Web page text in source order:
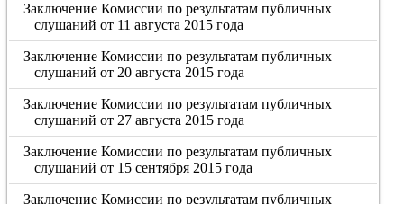
Заключение Комиссии по результатам публичных
слушаний от 11 августа 2015 года
Заключение Комиссии по результатам публичных
слушаний от 20 августа 2015 года
Заключение Комиссии по результатам публичных
слушаний от 27 августа 2015 года
Заключение Комиссии по результатам публичных
слушаний от 15 сентября 2015 года
Заключение Комиссии по результатам публичных